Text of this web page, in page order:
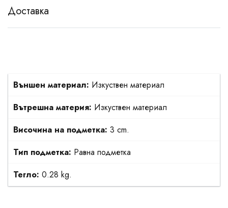
Доставка
Външен материал: Изкуствен материал
Вътрешна материя: Изкуствен материал
Височина на подметка: 3 cm.
Тип подметка: Равна подметка
Тегло: 0.28 kg.